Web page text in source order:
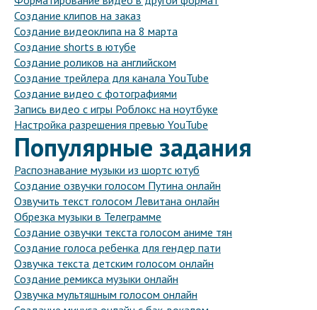
Создание клипов на заказ
Создание видеоклипа на 8 марта
Создание shorts в ютубе
Создание роликов на английском
Создание трейлера для канала YouTube
Создание видео с фотографиями
Запись видео с игры Роблокс на ноутбуке
Настройка разрешения превью YouTube
Популярные задания
Распознавание музыки из шортс ютуб
Создание озвучки голосом Путина онлайн
Озвучить текст голосом Левитана онлайн
Обрезка музыки в Телеграмме
Создание озвучки текста голосом аниме тян
Создание голоса ребенка для гендер пати
Озвучка текста детским голосом онлайн
Создание ремикса музыки онлайн
Озвучка мультяшным голосом онлайн